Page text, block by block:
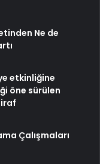
Ne de
etkinliğine
öne sürülen
Çalışmaları